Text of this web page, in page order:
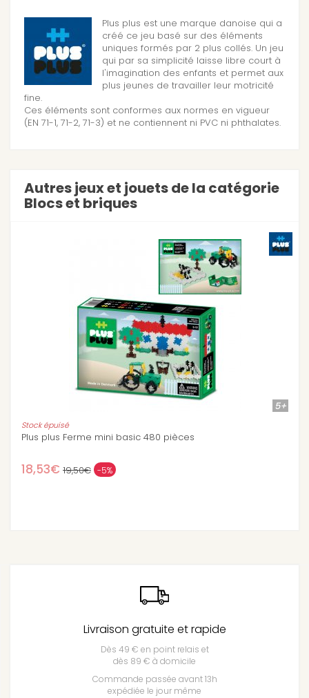
Plus plus est une marque danoise qui a
créé ce jeu basé sur des éléments
uniques formés par 2 plus collés. Un jeu
qui par sa simplicité laisse libre court à
l'imagination des enfants et permet aux
plus jeunes de travailler leur motricité
fine.
Ces éléments sont conformes aux normes en vigueur
(EN 71-1, 71-2, 71-3) et ne contiennent ni PVC ni phthalates.
Autres jeux et jouets de la catégorie
Blocs et briques
Plus plus Chevaux mini basic 220 pièces
9,90€
Livraison gratuite et rapide
Dès 49 € en point relais et
dès 89 € à domicile
Commande passée avant 13h
expédiée le jour même